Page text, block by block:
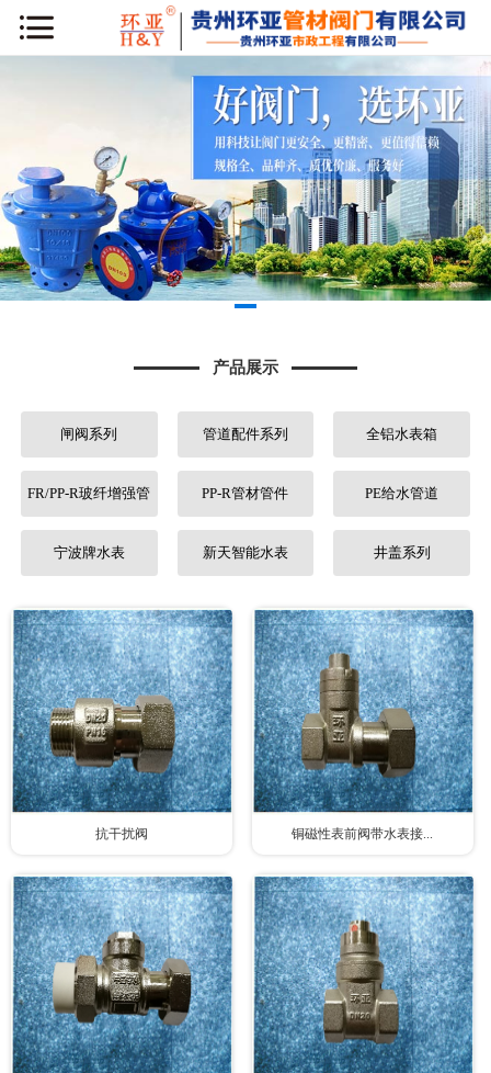
产品展示
闸阀系列 管道配件系列 全铝水表箱
FR/PP-R玻纤增强管 PP-R管材管件 PE给水管道
宁波牌水表 新天智能水表 井盖系列
抗干扰阀 铜磁性表前阀带水表接...
新闻动态
产品展示
工程案例
荣誉资质
行业知识
联系我们